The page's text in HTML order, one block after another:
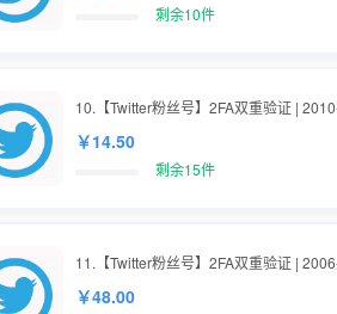
剩余10件
10.【Twitter粉丝号】2FA双重验证 |
￥14.50
剩余15件
11.【Twitter粉丝号】2FA双重验证 |
￥48.00